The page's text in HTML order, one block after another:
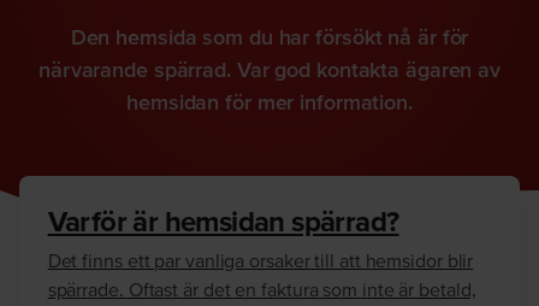
Den hemsida som du har försökt nå är för
närvarande spärrad. Var god kontakta ägaren av
hemsidan för mer information.
Varför är hemsidan spärrad?
Det finns ett par vanliga orsaker till att hemsidor blir
spärrade. Oftast är det en faktura som inte är betald,